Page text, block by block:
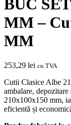
BUC
MM –
MM
253,29 lei cu TVA
Cutii Clasice Albe
ambalare,
210x100x150 mm,
eficientă și